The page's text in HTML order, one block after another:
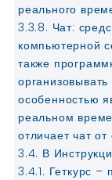
реального
3.3.8. Чат:
компьютерной
также
особенностью
реальном
отличает чат
3.4. В
3.4.1. Геткурс